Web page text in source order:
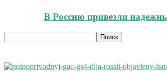
В Россию привезли